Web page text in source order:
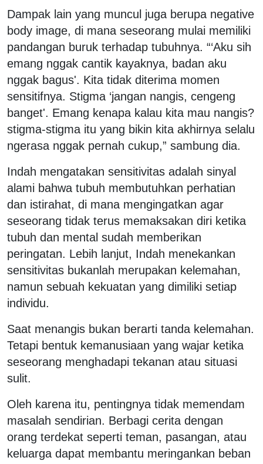
Dampak lain yang muncul juga berupa negative
body image, di mana seseorang mulai memiliki
pandangan buruk terhadap tubuhnya. “‘Aku sih
emang nggak cantik kayaknya, badan aku
nggak bagus'. Kita tidak diterima momen
sensitifnya. Stigma ‘jangan nangis, cengeng
banget'. Emang kenapa kalau kita mau nangis?
stigma-stigma itu yang bikin kita akhirnya selalu
ngerasa nggak pernah cukup,” sambung dia.
Indah mengatakan sensitivitas adalah sinyal
alami bahwa tubuh membutuhkan perhatian
dan istirahat, di mana mengingatkan agar
seseorang tidak terus memaksakan diri ketika
tubuh dan mental sudah memberikan
peringatan. Lebih lanjut, Indah menekankan
sensitivitas bukanlah merupakan kelemahan,
namun sebuah kekuatan yang dimiliki setiap
individu.
Saat menangis bukan berarti tanda kelemahan.
Tetapi bentuk kemanusiaan yang wajar ketika
seseorang menghadapi tekanan atau situasi
sulit.
Oleh karena itu, pentingnya tidak memendam
masalah sendirian. Berbagi cerita dengan
orang terdekat seperti teman, pasangan, atau
keluarga dapat membantu meringankan beban